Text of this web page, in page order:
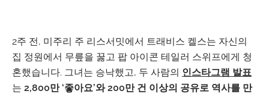
2주 전, 미주리 주 리스서밋에서 트래비스 켈스는 자신의
집 정원에서 무릎을 꿇고 팝 아이콘 테일러 스위프에게 청
혼했습니다. 그녀는 승낙했고, 두 사람의 인스타그램 발표
는 2,800만 ‘좋아요’와 200만 건 이상의 공유로 역사를 만